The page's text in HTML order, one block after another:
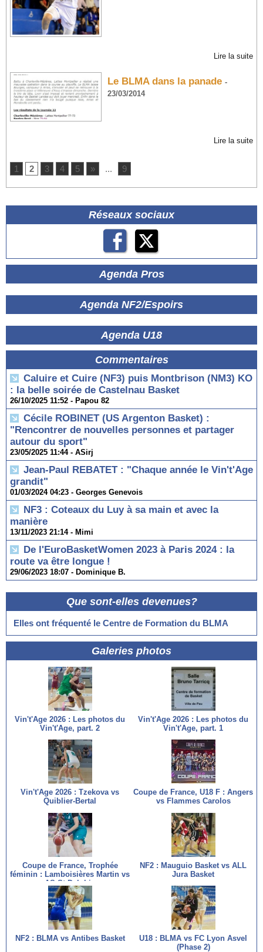
Réseaux sociaux
Agenda Pros
Agenda NF2/Espoirs
Agenda U18
Commentaires
Caluire et Cuire (NF3) puis Montbrison (NM3) KO
: la belle soirée de Castelnau Basket
26/10/2025 11:52 - Papou 82
Cécile ROBINET (US Argenton Basket) :
"Rencontrer de nouvelles personnes et partager
autour du sport"
23/05/2025 11:44 - ASirj
Jean-Paul REBATET : "Chaque année le Vin't'Age
grandit"
01/03/2024 04:23 - Georges Genevois
NF3 : Coteaux du Luy à sa main et avec la
manière
13/11/2023 21:14 - Mimi
De l'EuroBasketWomen 2023 à Paris 2024 : la
route va être longue !
29/06/2023 18:07 - Dominique B.
Lire la suite
Le BLMA dans la panade -
23/03/2014
Lire la suite
1 2 3 4 5 » ... 9
Que sont-elles devenues?
Elles ont fréquenté le Centre de Formation du BLMA
Galeries photos
Vin't'Age 2026 : Les photos du
Vin't'Age, part. 2
Vin't'Age 2026 : Les photos du
Vin't'Age, part. 1
Vin't'Age 2026 : Tzekova vs
Quiblier-Bertal
Coupe de France, U18 F : Angers
vs Flammes Carolos
Coupe de France, Trophée
féminin : Lamboisières Martin vs
AS St Delphin
NF2 : Mauguio Basket vs ALL
Jura Basket
NF2 : BLMA vs Antibes Basket
U18 : BLMA vs FC Lyon Asvel
(Phase 2)